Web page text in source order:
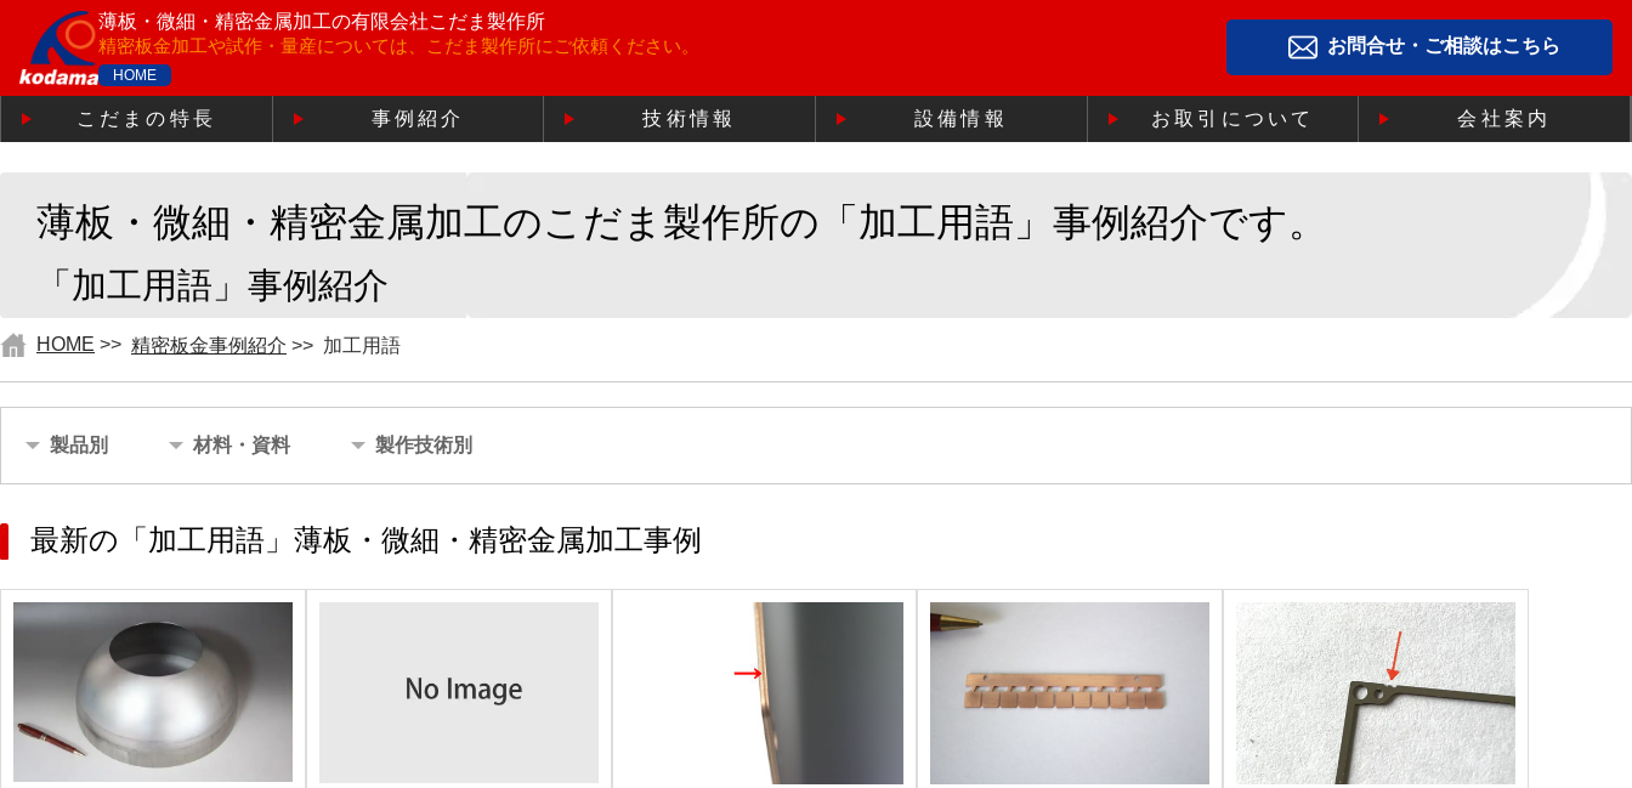
薄板・微細・精密金属加工の有限会社こだま製作所
精密板金加工や試作・量産については、こだま製作所にご依頼ください。
HOME
お問合せ・ご相談はこちら
こだまの特長 事例紹介 技術情報 設備情報 お取引について 会社案内
薄板・微細・精密金属加工のこだま製作所の「加工用語」事例紹介です。
「加工用語」事例紹介
HOME >> 精密板金事例紹介 >> 加工用語
製品別 材料・資料 製作技術別
最新の「加工用語」薄板・微細・精密金属加工事例